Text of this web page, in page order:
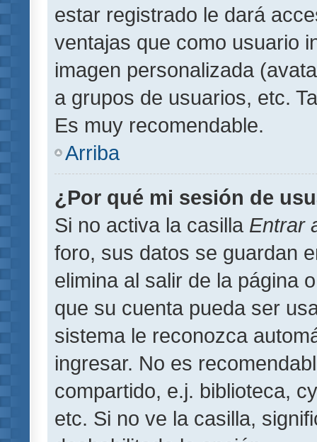
estar registrado le dará
ventajas que como usuario
imagen personalizada
a grupos de usuarios, etc.
Es muy recomendable.
Arriba
¿Por qué mi sesión de
Si no activa la casilla Entrar
foro, sus datos se guardan
elimina al salir de la página
que su cuenta pueda ser
sistema le reconozca
ingresar. No es
compartido, e.j. biblioteca,
etc. Si no ve la casilla,